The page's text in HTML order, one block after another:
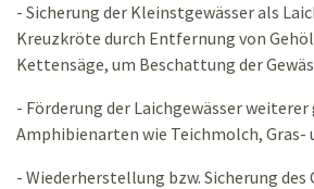
- Sicherung der Kleinstgewässer als
Kreuzkröte durch Entfernung von
Kettensäge, um Beschattung der
- Förderung der Laichgewässer
Amphibienarten wie Teichmolch, Gras-
- Wiederherstellung bzw. Sicherung